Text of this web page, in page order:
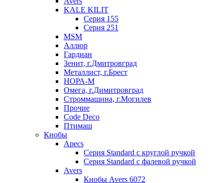
KALE KILIT
Серия 155
Серия 251
MSM
Аллюр
Гардиан
Зенит, г.Дмитровград
Металлист, г.Брест
НОРА-М
Омега, г.Димитровград
Строммашина, г.Могилев
Прочие
Code Deco
Птимаш
Кнобы
Apecs
Серия Standard с круглой ручкой
Серия Standard с фалевой ручкой
Avers
Кнобы Avers 6072